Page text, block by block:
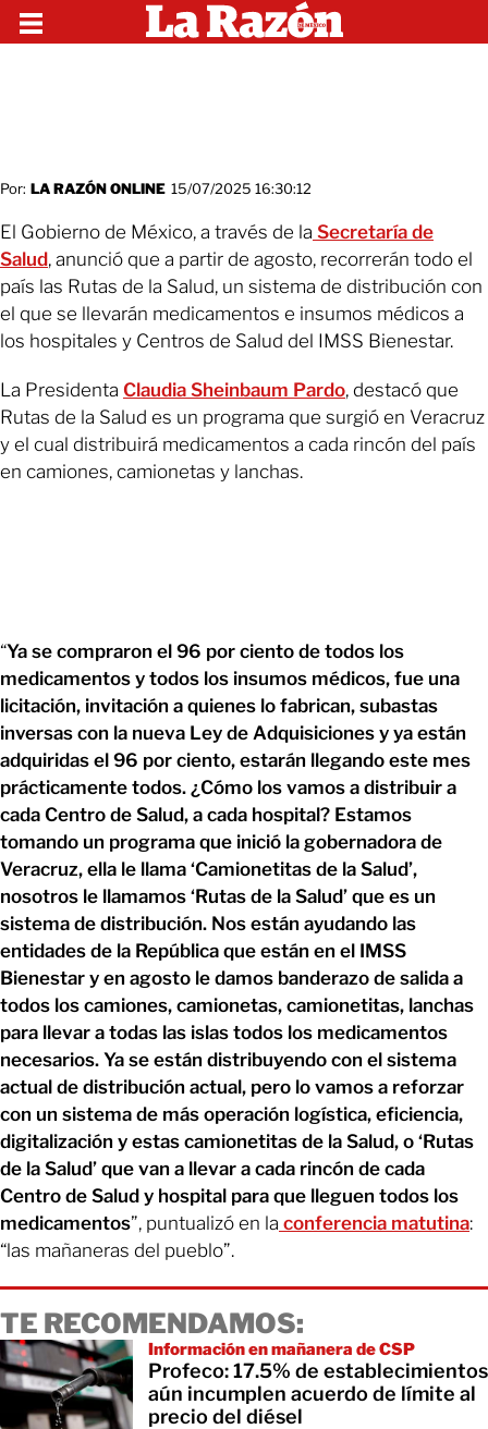
Por: LA RAZÓN ONLINE 15/07/2025 16:30:12
El Gobierno de México, a través de la Secretaría de
Salud, anunció que a partir de agosto, recorrerán todo el
país las Rutas de la Salud, un sistema de distribución con
el que se llevarán medicamentos e insumos médicos a
los hospitales y Centros de Salud del IMSS Bienestar.
La Presidenta Claudia Sheinbaum Pardo, destacó que
Rutas de la Salud es un programa que surgió en Veracruz
y el cual distribuirá medicamentos a cada rincón del país
en camiones, camionetas y lanchas.
“Ya se compraron el 96 por ciento de todos los
medicamentos y todos los insumos médicos, fue una
licitación, invitación a quienes lo fabrican, subastas
inversas con la nueva Ley de Adquisiciones y ya están
adquiridas el 96 por ciento, estarán llegando este mes
prácticamente todos. ¿Cómo los vamos a distribuir a
cada Centro de Salud, a cada hospital? Estamos
tomando un programa que inició la gobernadora de
Veracruz, ella le llama ‘Camionetitas de la Salud’,
nosotros le llamamos ‘Rutas de la Salud’ que es un
sistema de distribución. Nos están ayudando las
entidades de la República que están en el IMSS
Bienestar y en agosto le damos banderazo de salida a
todos los camiones, camionetas, camionetitas, lanchas
para llevar a todas las islas todos los medicamentos
necesarios. Ya se están distribuyendo con el sistema
actual de distribución actual, pero lo vamos a reforzar
con un sistema de más operación logística, eficiencia,
digitalización y estas camionetitas de la Salud, o ‘Rutas
de la Salud’ que van a llevar a cada rincón de cada
Centro de Salud y hospital para que lleguen todos los
medicamentos”, puntualizó en la conferencia matutina:
“las mañaneras del pueblo”.
TE RECOMENDAMOS:
Información en mañanera de CSP
Profeco: 17.5% de establecimientos
aún incumplen acuerdo de límite al
precio del diésel